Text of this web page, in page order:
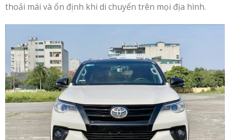
thoải mái và ổn định khi di chuyển trên mọi địa hình.